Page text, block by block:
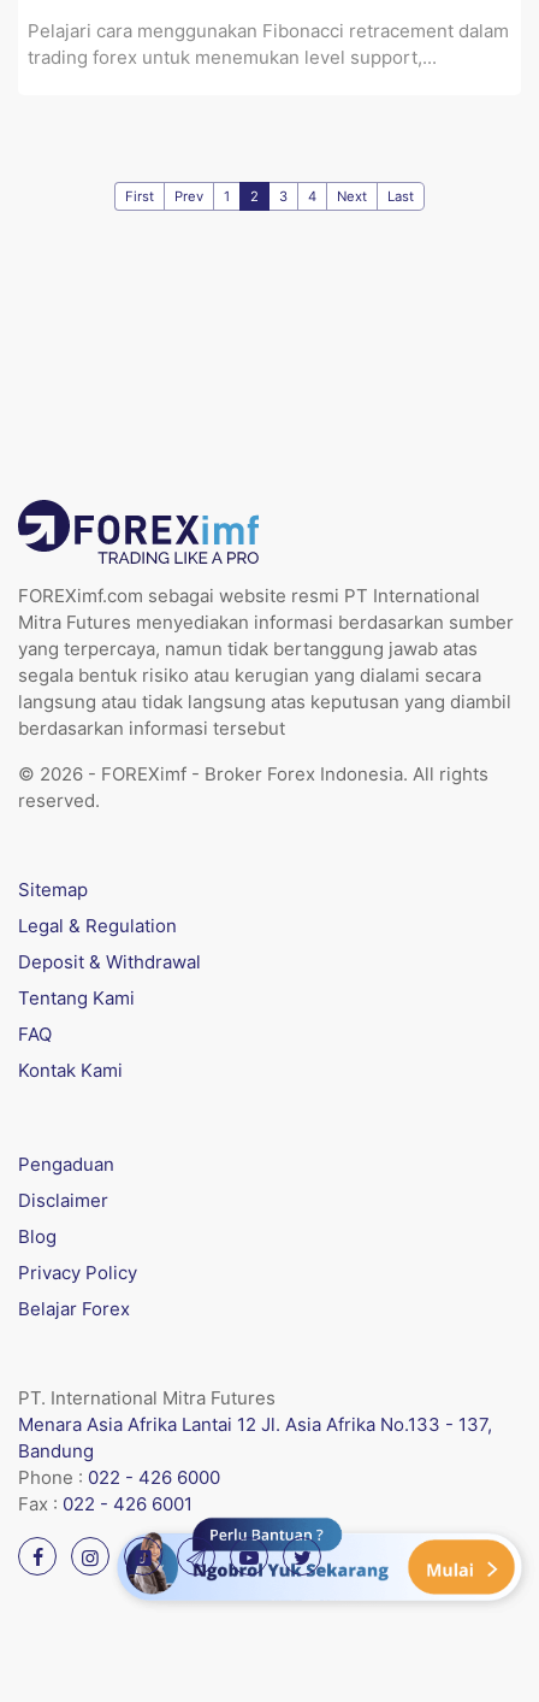
Pelajari cara menggunakan Fibonacci retracement dalam
trading forex untuk menemukan level support,...
First Prev 1 2 3 4 Next Last
FOREXimf.com sebagai website resmi PT International
Mitra Futures menyediakan informasi berdasarkan sumber
yang terpercaya, namun tidak bertanggung jawab atas
segala bentuk risiko atau kerugian yang dialami secara
langsung atau tidak langsung atas keputusan yang diambil
berdasarkan informasi tersebut
© 2026 - FOREXimf - Broker Forex Indonesia. All rights
reserved.
Sitemap
Legal & Regulation
Deposit & Withdrawal
Tentang Kami
FAQ
Kontak Kami
Pengaduan
Disclaimer
Blog
Privacy Policy
Belajar Forex
PT. International Mitra Futures
Menara Asia Afrika Lantai 12 Jl. Asia Afrika No.133 - 137,
Bandung
Phone : 022 - 426 6000
Fax : 022 - 426 6001